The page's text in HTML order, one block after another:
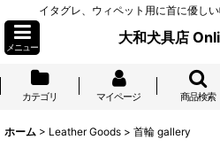
イタグレ、ウィペット用に首に優し
メニュー
大和犬具店
カテゴリ マイページ 商品検索
ホーム > Leather Goods > 首輪 gallery